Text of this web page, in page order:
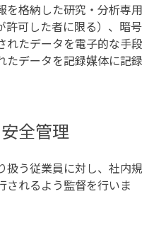
を格納した研究・分析専用
許可した者に限る）、暗号
れたデータを電子的な手段
たデータを記録媒体に記録
全管理
扱う従業員に対し、社内規
されるよう監督を行いま